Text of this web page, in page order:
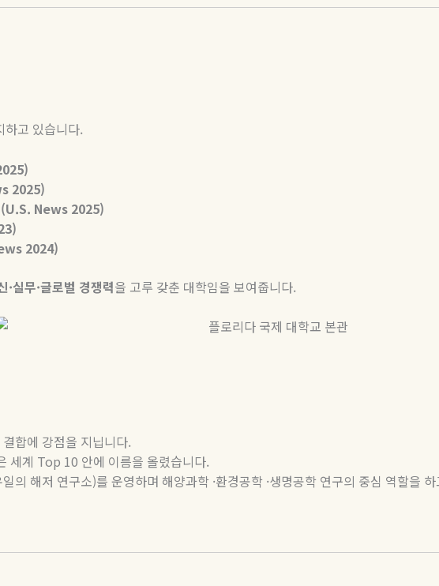
하고 있습니다.
2025)
News 2025)
2024)
·실무·글로벌 경쟁력을 고루 갖춘 대학임을 보여줍니다.
결합에 강점을 지닙니다.
세계 Top 10 안에 이름을 올렸습니다.
의 해저 연구소)를 운영하며 해양과학 ·환경공학 ·생명공학 연구의 중심 역할을